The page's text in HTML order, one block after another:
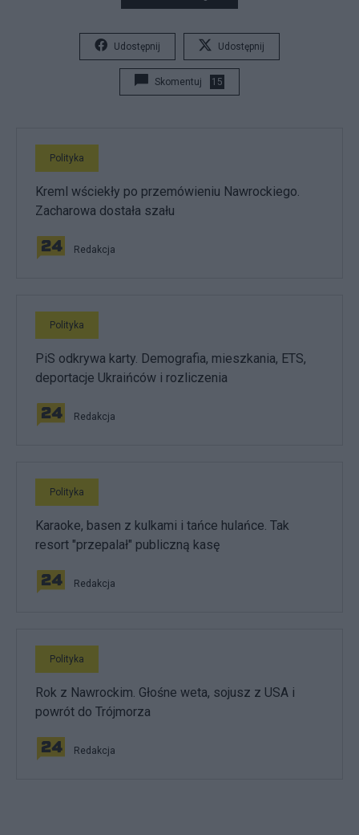
Udostępnij Udostępnij
Skomentuj 15
Polityka
Kreml wściekły po przemówieniu Nawrockiego.
Zacharowa dostała szału
Redakcja
Polityka
PiS odkrywa karty. Demografia, mieszkania, ETS,
deportacje Ukraińców i rozliczenia
Redakcja
Polityka
Karaoke, basen z kulkami i tańce hulańce. Tak
resort "przepalał" publiczną kasę
Redakcja
Polityka
Rok z Nawrockim. Głośne weta, sojusz z USA i
powrót do Trójmorza
Redakcja